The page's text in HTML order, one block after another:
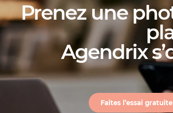
Prenez une
Agendrix
Faites l’essai